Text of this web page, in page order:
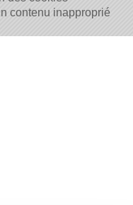
contenu inapproprié